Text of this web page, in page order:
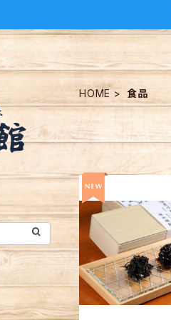
HOME 食品